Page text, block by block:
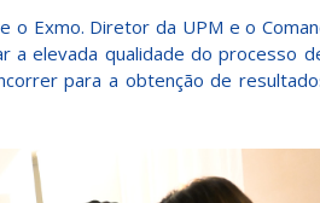
o Exmo. Diretor da UPM e o
a elevada qualidade do processo
para a obtenção de